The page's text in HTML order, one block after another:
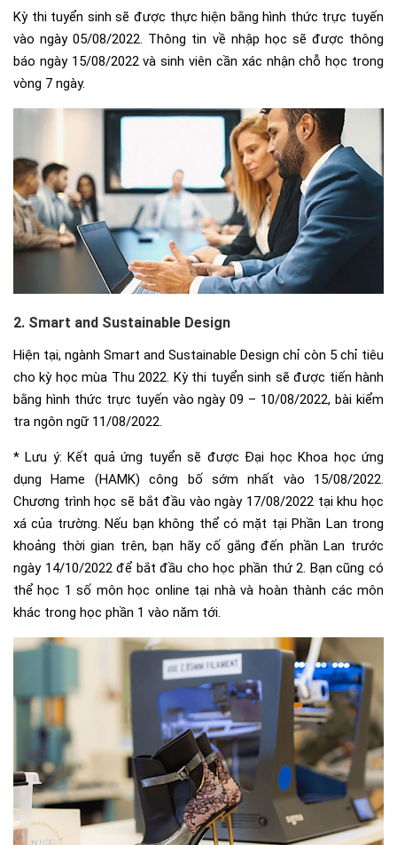
Kỳ thi tuyển sinh sẽ được thực hiện bằng hình thức trực tuyến
vào ngày 05/08/2022. Thông tin về nhập học sẽ được thông
báo ngày 15/08/2022 và sinh viên cần xác nhận chỗ học trong
vòng 7 ngày.
2. Smart and Sustainable Design
Hiện tại, ngành Smart and Sustainable Design chỉ còn 5 chỉ tiêu
cho kỳ học mùa Thu 2022. Kỳ thi tuyển sinh sẽ được tiến hành
bằng hình thức trực tuyến vào ngày 09 – 10/08/2022, bài kiểm
tra ngôn ngữ 11/08/2022.
* Lưu ý: Kết quả ứng tuyển sẽ được Đại học Khoa học ứng
dụng Hame (HAMK) công bố sớm nhất vào 15/08/2022.
Chương trình học sẽ bắt đầu vào ngày 17/08/2022 tại khu học
xá của trường. Nếu bạn không thể có mặt tại Phần Lan trong
khoảng thời gian trên, bạn hãy cố gắng đến phần Lan trước
ngày 14/10/2022 để bắt đầu cho học phần thứ 2. Bạn cũng có
thể học 1 số môn học online tại nhà và hoàn thành các môn
khác trong học phần 1 vào năm tới.